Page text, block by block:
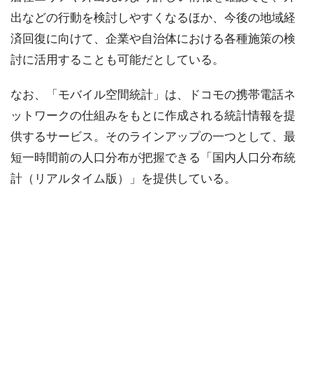
出などの行動を検討しやすくなるほか、今後の地域経
済回復に向けて、企業や自治体における各種施策の検
討に活用することも可能だとしている。
なお、「モバイル空間統計」は、ドコモの携帯電話ネ
ットワークの仕組みをもとに作成される統計情報を提
供するサービス。そのラインアップの一つとして、最
短一時間前の人口分布が把握できる「国内人口分布統
計（リアルタイム版）」を提供している。